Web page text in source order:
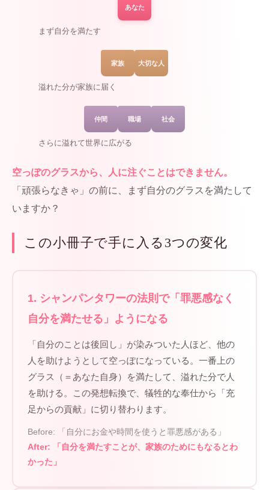
あなた
まず自分を満たす
家族 大切な人
溢れた分が家族に届く
仲間 職場 社会
さらに溢れて世界に広がる
空っぽのグラスから、人に注ぐことはできません。
「頑張らなきゃ」の前に、まず自分のグラスを満たして
いますか？
この小冊子で手に入る3つの変化
1. シャンパンタワーの法則で「罪悪感なく
自分を満たせる」ようになる
「自分のことは後回し」が染みついた人ほど、他の
人を助けようとして空っぽになっている。一番上の
グラス（＝あなた自身）を満たして、溢れた分で人
を助ける。この発想転換で、犠牲的な奉仕から「充
足からの貢献」に切り替わります。
Before: 「自分にお金や時間を使うと罪悪感がある」
After: 「自分を満たすことが、家族のためにもなるとわ
かった」